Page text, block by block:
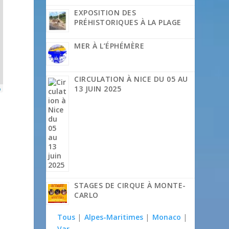
EXPOSITION DES
PRÉHISTORIQUES À LA PLAGE
MER À L’ÉPHÉMÈRE
CIRCULATION À NICE DU 05 AU
13 JUIN 2025
STAGES DE CIRQUE À MONTE-
CARLO
Tous | Alpes-Maritimes | Monaco |